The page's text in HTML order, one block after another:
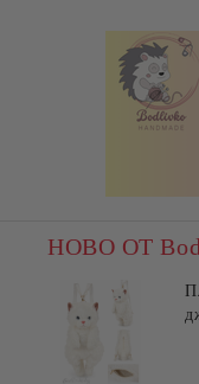
НОВО ОТ